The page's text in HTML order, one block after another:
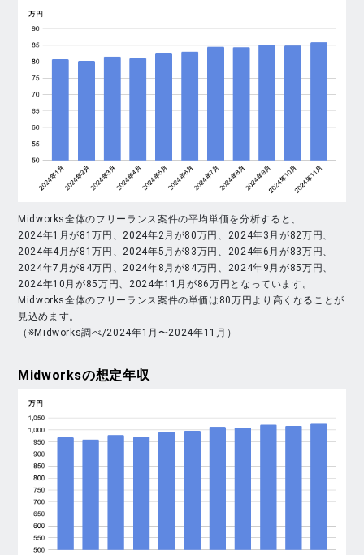
Midworks全体のフリーランス案件の平均単価を分析すると、
2024年1月が81万円、2024年2月が80万円、2024年3月が82万円、
2024年4月が81万円、2024年5月が83万円、2024年6月が83万円、
2024年7月が84万円、2024年8月が84万円、2024年9月が85万円、
2024年10月が85万円、2024年11月が86万円となっています。
Midworks全体のフリーランス案件の単価は80万円より高くなることが
見込めます。
（※Midworks調べ/2024年1月〜2024年11月）
Midworksの想定年収